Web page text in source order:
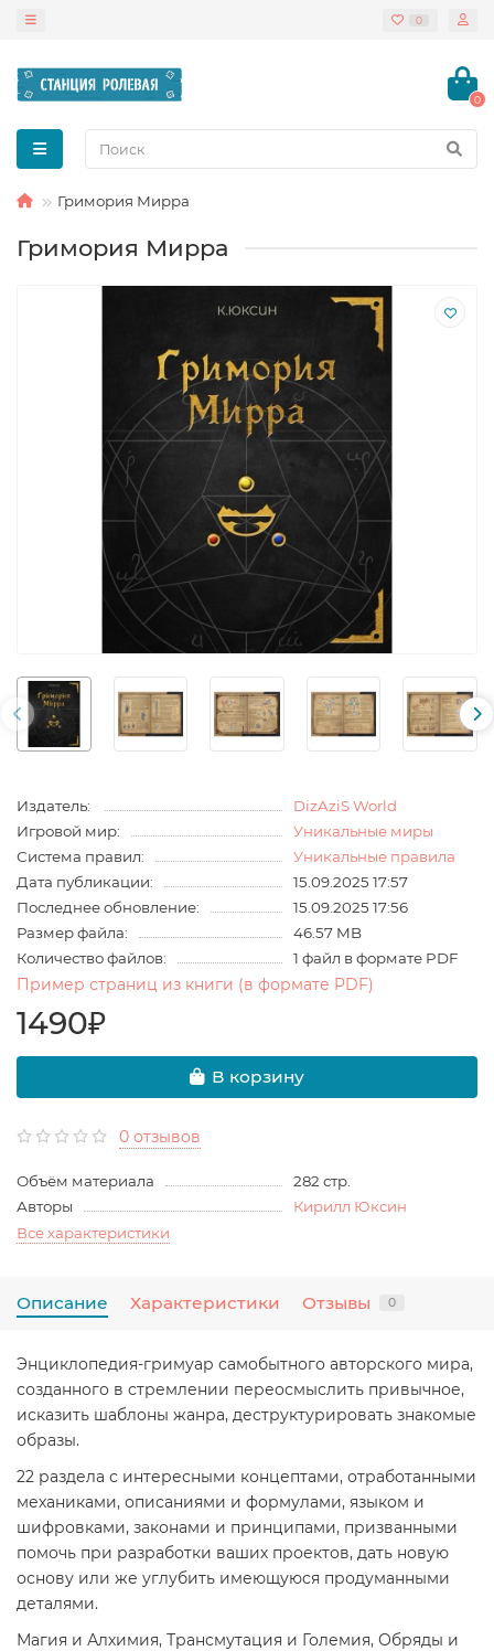
0
0
Гримория Мирра
Гримория Мирра
Издатель:
DizAziS World
Игровой мир:
Уникальные миры
Система правил:
Уникальные правила
Дата публикации:
15.09.2025 17:57
Последнее обновление:
15.09.2025 17:56
Размер файла:
46.57 MB
Количество файлов:
1 файл в формате PDF
Пример страниц из книги (в формате PDF)
1490₽
В корзину
0 отзывов
Объём материала
282 стр.
Авторы
Кирилл Юксин
Все характеристики
Описание Характеристики Отзывы 0
Энциклопедия-гримуар самобытного авторского мира,
созданного в стремлении переосмыслить привычное,
исказить шаблоны жанра, деструктурировать знакомые
образы.
22 раздела с интересными концептами, отработанными
механиками, описаниями и формулами, языком и
шифровками, законами и принципами, призванными
помочь при разработки ваших проектов, дать новую
основу или же углубить имеющуюся продуманными
деталями.
Магия и Алхимия, Трансмутация и Големия, Обряды и